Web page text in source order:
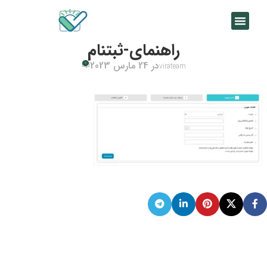
راهنمای-ثبتنام
virateamدر 24 مارس 2023 0